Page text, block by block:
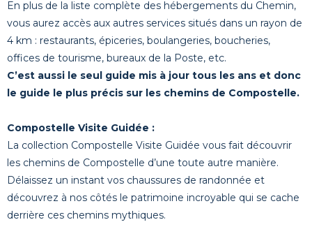
En plus de la liste complète des hébergements du Chemin,
vous aurez accès aux autres services situés dans un rayon de
4 km : restaurants, épiceries, boulangeries, boucheries,
offices de tourisme, bureaux de la Poste, etc.
C’est aussi le seul guide mis à jour tous les ans et donc
le guide le plus précis sur les chemins de Compostelle.
Compostelle Visite Guidée :
La collection Compostelle Visite Guidée vous fait découvrir
les chemins de Compostelle d’une toute autre manière.
Délaissez un instant vos chaussures de randonnée et
découvrez à nos côtés le patrimoine incroyable qui se cache
derrière ces chemins mythiques.